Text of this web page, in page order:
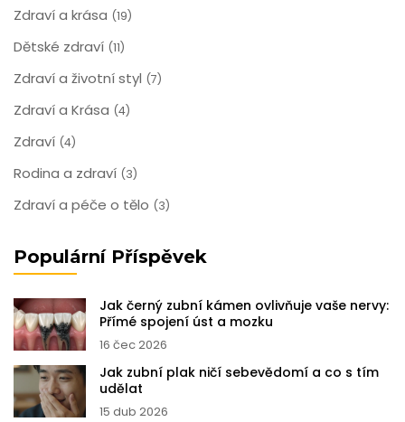
Zdraví a krása (19)
Dětské zdraví (11)
Zdraví a životní styl (7)
Zdraví a Krása (4)
Zdraví (4)
Rodina a zdraví (3)
Zdraví a péče o tělo (3)
Populární Příspěvek
Jak černý zubní kámen ovlivňuje vaše nervy:
Přímé spojení úst a mozku
16 čec 2026
Jak zubní plak ničí sebevědomí a co s tím
udělat
15 dub 2026